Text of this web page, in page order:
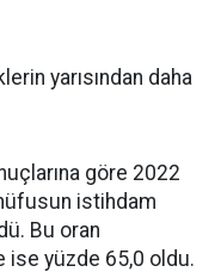
yarısından daha
göre 2022
istihdam
Bu oran
ise yüzde 65,0 oldu.